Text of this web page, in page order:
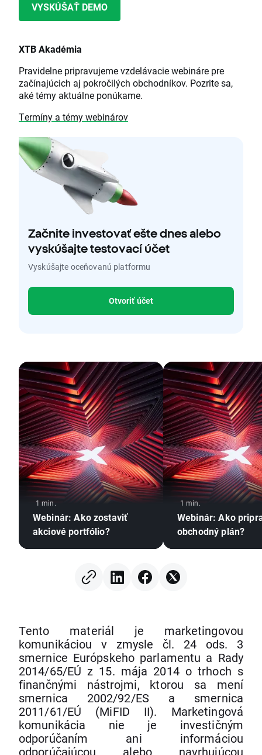
VYSKÚŠAŤ DEMO
XTB Akadémia
Pravidelne pripravujeme vzdelávacie webináre pre
začínajúcich aj pokročilých obchodníkov. Pozrite sa,
aké témy aktuálne ponúkame.
Termíny a témy webinárov
Začnite investovať ešte dnes alebo
vyskúšajte testovací účet
Vyskúšajte oceňovanú platformu
Otvoriť účet
1 min.
Webinár: Ako zostaviť
akciové portfólio?
1 min.
Webinár: Ako
obchodný plán?
Tento materiál je marketingovou
komunikáciou v zmysle čl. 24 ods. 3
smernice Európskeho parlamentu a Rady
2014/65/EÚ z 15. mája 2014 o trhoch s
finančnými nástrojmi, ktorou sa mení
smernica 2002/92/ES a smernica
2011/61/EÚ (MiFID II). Marketingová
komunikácia nie je investičným
odporúčaním ani informáciou
odporúčajúcou alebo navrhujúcou